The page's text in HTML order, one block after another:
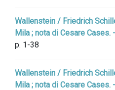
Wallenstein / Friedrich
Mila ; nota di Cesare Cases.
p. 1-38
Wallenstein / Friedrich
Mila ; nota di Cesare Cases.